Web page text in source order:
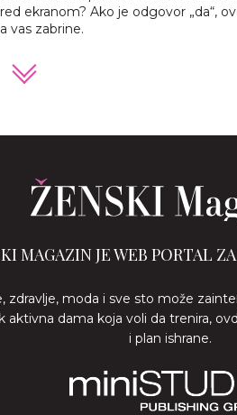
ekranom? Ako je odgovor „da“,
vas zabrine.
MAGAZIN JE WEB PORTAL
zdravlje, moda i sve sto može
aktivna dama koja voli da trenira,
i plan ishrane.